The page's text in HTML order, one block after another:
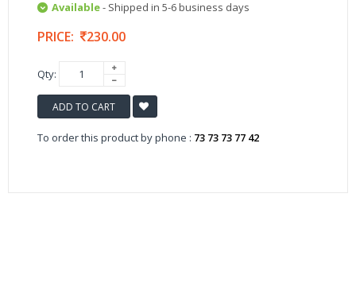
Available- Shipped in 5-6 business days
PRICE: 230.00
Qty:
ADD TO CART
To order this product by phone : 73 73 73 77 42